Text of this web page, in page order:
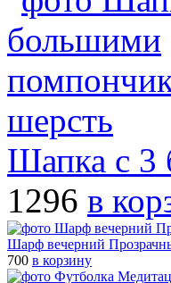
Шапка с 3
1296 в
Шарф вечерний
700 в корзину